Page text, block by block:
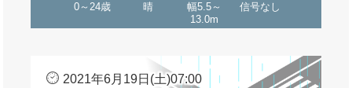
0～24歳 晴
幅5.5～
13.0m
信号なし
2021年6月19日(土)07:00